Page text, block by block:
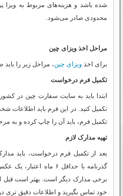
شده باشد و هزینه‌های مربوط به ویزا
محدودی صادر می‌شود.
مراحل اخذ ویزای چین
برای اخذویزای چین، مراحل زیر را
تکمیل فرم درخواست
ابتدا باید به سایت سفارت چین در
تکمیل کنید. در این فرم باید اطلاعات
تکمیل فرم، باید آن را چاپ کرده و به
تهیه مدارک لازم
بعد از تکمیل فرم درخواست، باید
گذرنامه با حداقل ۶ ماه
برخی مدارک دیگر است. بهتر است قبل
خود تماس بگیرید و اطلاعات دقیق تری